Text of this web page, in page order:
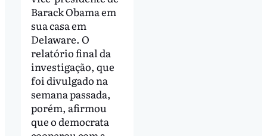
Barack Obama em
sua casa em
Delaware. O
relatório final da
investigação, que
foi divulgado na
semana passada,
porém, afirmou
que o democrata